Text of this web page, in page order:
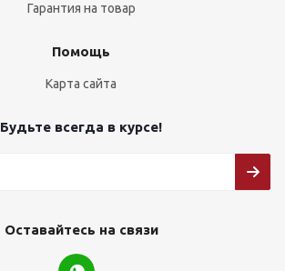
Гарантия на товар
Помощь
Карта сайта
Будьте всегда в курсе!
Оставайтесь на связи